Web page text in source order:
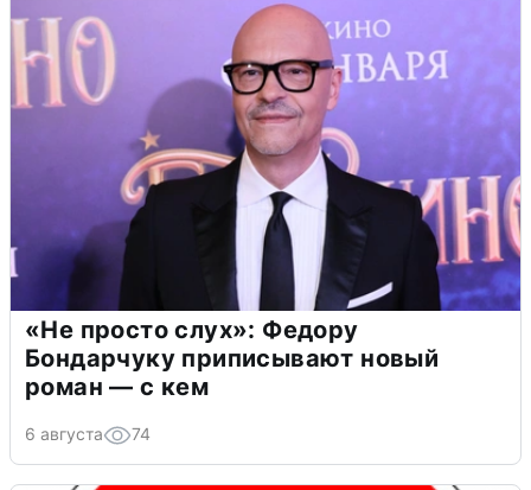
«Не просто слух»: Федору
Бондарчуку приписывают новый
роман — с кем
6 августа 74